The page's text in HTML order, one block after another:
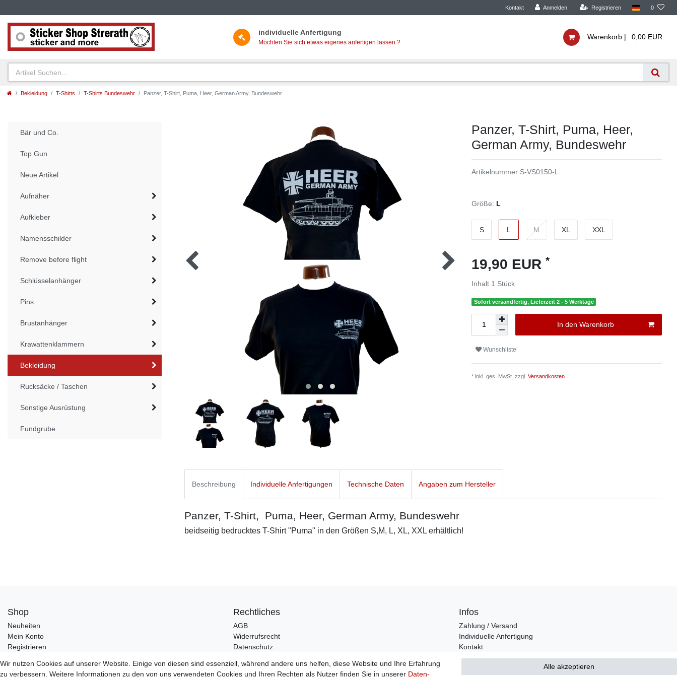
Kontakt Anmelden Registrieren 0
individuelle Anfertigung
Möchten Sie sich etwas eigenes anfertigen lassen ?
Warenkorb | 0,00 EUR
Bekleidung T-Shirts T-Shirts Bundeswehr Panzer, T-Shirt, Puma, Heer, German Army, Bundeswehr
Bär und Co.
Top Gun
Neue Artikel
Aufnäher
Aufkleber
Namensschilder
Remove before flight
Schlüsselanhänger
Pins
Brustanhänger
Krawattenklammern
Bekleidung
Rucksäcke / Taschen
Sonstige Ausrüstung
Fundgrube
Panzer, T-Shirt, Puma, Heer,
German Army, Bundeswehr
Artikelnummer S-VS0150-L
Größe: L
S L M XL XXL
19,90 EUR *
Inhalt 1 Stück
Sofort versandfertig, Lieferzeit 2 - 5 Werktage
In den Warenkorb
Wunschliste
* inkl. ges. MwSt. zzgl.Versandkosten
Beschreibung Individuelle Anfertigungen Technische Daten Angaben zum Hersteller
Panzer, T-Shirt, Puma, Heer, German Army, Bundeswehr
beidseitig bedrucktes T-Shirt "Puma" in den Größen S,M, L, XL, XXL erhältlich!
Shop
Neuheiten
Mein Konto
Registrieren
Rechtliches
AGB
Widerrufsrecht
Datenschutz
Infos
Zahlung / Versand
Individuelle Anfertigung
Kontakt
Wir nutzen Cookies auf unserer Website. Einige von diesen sind essenziell, während andere uns helfen, diese Website und Ihre Erfahrung
zu verbessern. Weitere Informationen zu den von uns verwendeten Cookies und Ihren Rechten als Nutzer finden Sie in unserer Daten­
Alle akzeptieren